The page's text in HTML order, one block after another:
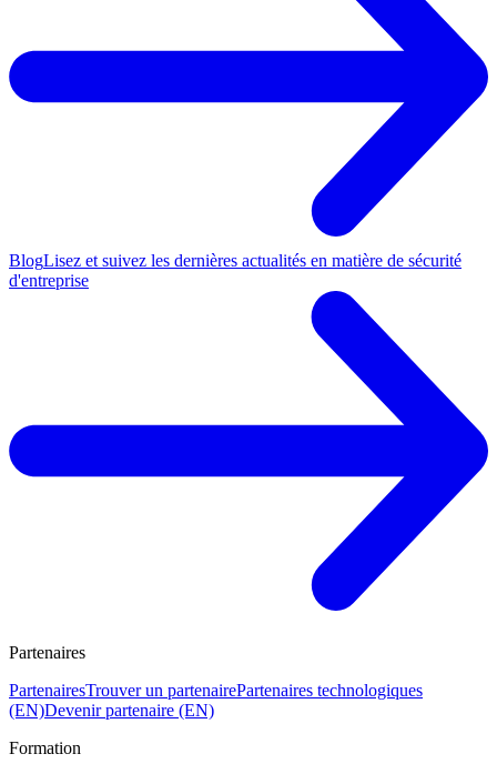
BlogLisez et suivez les dernières actualités en matière de sécurité
d'entreprise
Partenaires
PartenairesTrouver un partenairePartenaires technologiques
(EN)Devenir partenaire (EN)
Formation